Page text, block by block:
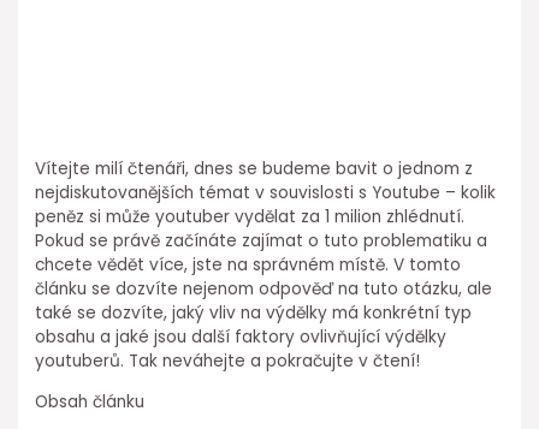
Vítejte milí čtenáři, dnes se budeme bavit o jednom z
nejdiskutovanějších témat v souvislosti s Youtube – kolik
peněz si může youtuber vydělat za 1 milion zhlédnutí.
Pokud se právě začínáte zajímat o tuto problematiku a
chcete vědět více, jste na správném místě. V tomto
článku se dozvíte nejenom odpověď na tuto otázku, ale
také se dozvíte, jaký vliv na výdělky má konkrétní typ
obsahu a jaké jsou další faktory ovlivňující výdělky
youtuberů. Tak neváhejte a pokračujte v čtení!
Obsah článku